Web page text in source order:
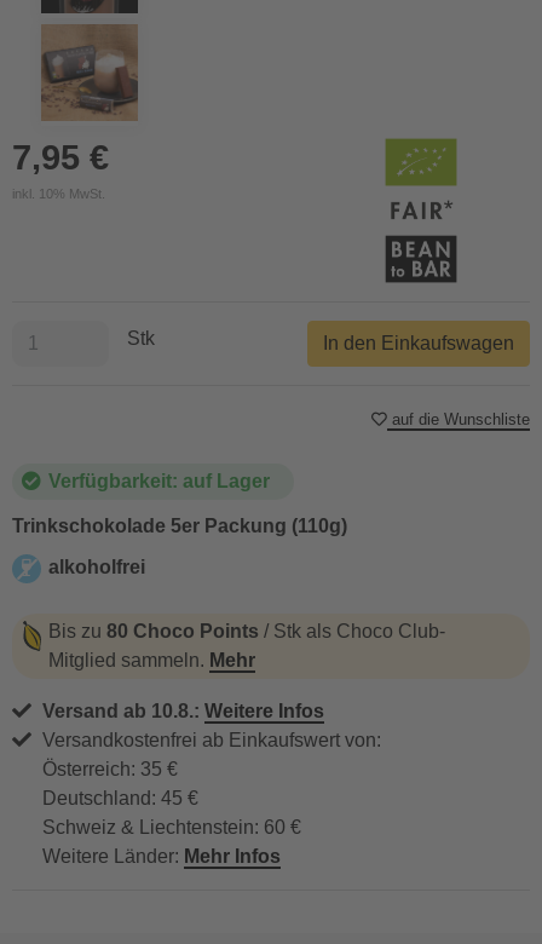
7,95 €
inkl. 10% MwSt.
Verfügbarkeit: auf Lager
Trinkschokolade 5er Packung (110g)
alkoholfrei
Bis zu 80 Choco Points / Stk als Choco Club-
Mitglied sammeln. Mehr
Versand ab 10.8.: Weitere Infos
Versandkostenfrei ab Einkaufswert von:
Österreich: 35 €
Deutschland: 45 €
Schweiz & Liechtenstein: 60 €
Weitere Länder: Mehr Infos
Stk In den Einkaufswagen
auf die Wunschliste